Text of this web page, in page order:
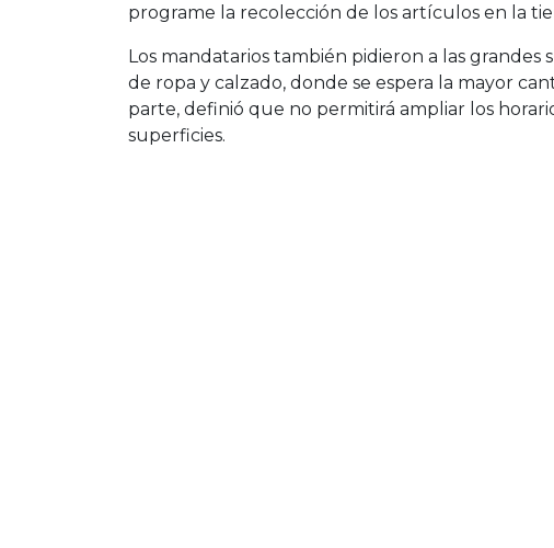
programe la recolección de los artículos en la
Los mandatarios también pidieron a las
de ropa y calzado, donde se espera la mayor
parte, definió que no permitirá ampliar los
superficies.